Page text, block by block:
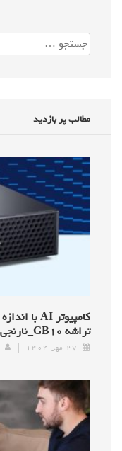
مطالب پر بازدید
تراشه GB۱۰_نارنجی پوش
۲۷ مهر ۱۴۰۴